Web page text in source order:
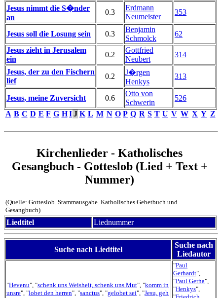
Jesus nimmt die S�nder
an
0.3
Erdmann
Neumeister
353
Jesus soll die Losung sein 0.3
Benjamin
Schmolck
62
Jesus zieht in Jerusalem
ein
0.2
Gottfried
Neubert
314
Jesus, der zu den Fischern
lief
0.2
J�rgen
Henkys
313
Jesus, meine Zuversicht 0.6
Otto von
Schwerin
526
A B C D E F G H IJ K L M N O P Q R S T U V W X Y Z
Kirchenlieder - Katholisches
Gesangbuch - Gotteslob (Lied + Text +
Nummer)
(Quelle: Gotteslob. Stammausgabe. Katholisches Gebetbuch und
Gesangbuch)
Liedtitel Liednummer
Suche nach Liedtitel
Suche nach
Liedautor
"Hevenu", "schenk uns Weisheit, schenk uns Mut", "komm in
unsre", "lobet den herren", "sanctus", "gelobet sei", "Jesu, geh
"Paul
Gerhardt",
"Paul Gerha",
"Henkys",